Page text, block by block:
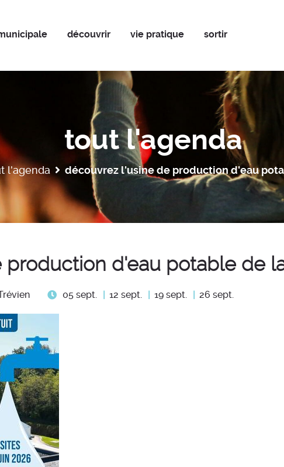
découvrir vie pratique sortir
tout l'agenda
l'agenda découvrez l'usine de production d'eau
d'eau potable de
05 sept. 12 sept. 19 sept. 26 sept.